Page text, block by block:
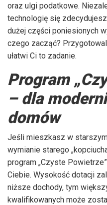
oraz ulgi podatkowe.
technologię się
dużej części poniesionych
czego zacząć?
ułatwi Ci to zadanie.
Program
– dla
domów
Jeśli mieszkasz w
wymianie starego
program „Czyste
Ciebie. Wysokość dotacji
niższe dochody, tym
kwalifikowanych może